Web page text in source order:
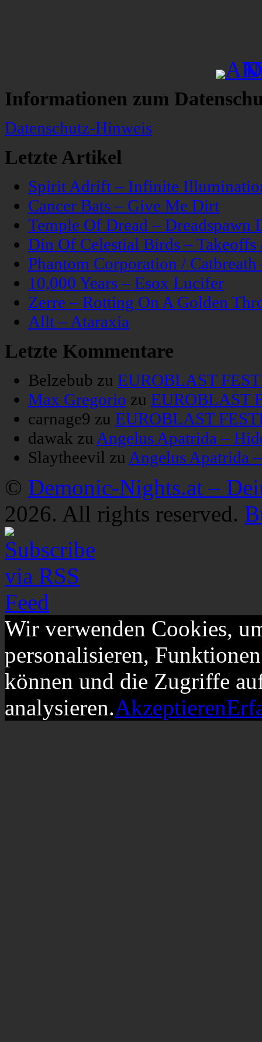
Informationen zum
Datenschutz-Hinweis
Letzte Artikel
Spirit Adrift – Infinite
Cancer Bats – Give Me Dirt
Temple Of Dread – Dreadspawn
Din Of Celestial Birds –
Phantom Corporation /
10,000 Years – Esox Lucifer
Zerre – Rotting On A Golden
Allt – Ataraxia
Letzte Kommentare
Belzebub zu EUROBLAST
Max Gregorio zu EUROBLAST
carnage9 zu EUROBLAST
dawak zu Angelus Apatrida –
Slaytheevil zu Angelus Apatrida
© Demonic-Nights.at –
2026. All rights reserved.
Wir verwenden Cookies,
personalisieren,
können und die Zugriffe
analysieren.Akzeptieren